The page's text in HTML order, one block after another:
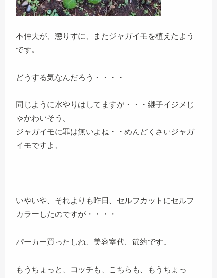
不仲夫が、懲りずに、またジャガイモを植えたよう
です。
どうする気なんだろう・・・・
同じように水やりはしてますが・・・継子イジメじ
ゃかわいそう、
ジャガイモに罪は無いよね・・めんどくさいジャガ
イモですよ、
いやいや、それよりも昨日、セルフカットにセルフ
カラーしたのですが・・・・
パーカー買ったしね、美容室代、節約です。
もうちょっと、コッチも、こちらも、もうちょっ